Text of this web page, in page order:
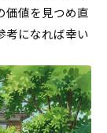
価値を見つめ直
考になれば幸い